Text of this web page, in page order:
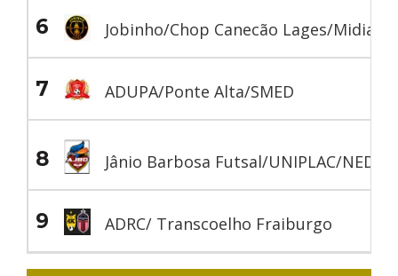
6 Jobinho/Chop Canecão Lages/
7 ADUPA/Ponte Alta/SMED
8 Jânio Barbosa Futsal/UNIPLAC/NEDEL/
9 ADRC/ Transcoelho Fraiburgo